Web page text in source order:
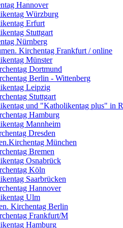
Hannover
Würzburg
Erfurt
Stuttgart
Nürnberg
Kirchentag Frankfurt / online
Münster
Dortmund
Berlin - Wittenberg
Leipzig
Stuttgart
und "Katholikentag plus" in
Hamburg
Mannheim
Dresden
München
Bremen
Osnabrück
Köln
Saarbrücken
Hannover
Ulm
Kirchentag Berlin
Frankfurt/M
Hamburg